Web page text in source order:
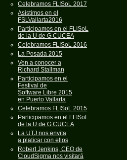
Celebramos FLISoL 2017
Asistimos en el
FSLVallarta2016
Participamos en el FLISoL
de la U de G CUCEA
Celebramos FLISoL 2016
La Posada 2015
Ven a conocer a
Richard Stallman
Participamos en el
Festival de
Software Libre 2015
en Puerto Vallarta
Celebramos FLISoL 2015
Participamos en el FLISoL
de la U de G CUCEA
La UTJ nos envita
a platicar con ellos
Robert Jenkins, CEO de
CloudSigma nos visitará